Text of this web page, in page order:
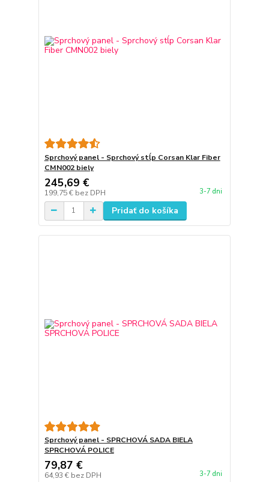
Sprchový panel - Sprchový stĺp Corsan Klar Fiber
CMN002 biely
245,69 €
199,75 € bez DPH 3-7 dni
Pridať do košíka
Sprchový panel - SPRCHOVÁ SADA BIELA
SPRCHOVÁ POLICE
79,87 €
64,93 € bez DPH 3-7 dni